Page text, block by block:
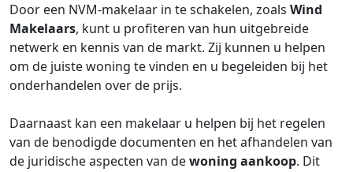
Door een NVM-makelaar in te schakelen, zoals Wind
Makelaars, kunt u profiteren van hun uitgebreide
netwerk en kennis van de markt. Zij kunnen u helpen
om de juiste woning te vinden en u begeleiden bij het
onderhandelen over de prijs.
Daarnaast kan een makelaar u helpen bij het regelen
van de benodigde documenten en het afhandelen van
de juridische aspecten van dewoning aankoop. Dit